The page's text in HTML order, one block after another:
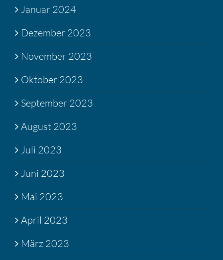
Januar 2024
Dezember 2023
November 2023
Oktober 2023
September 2023
August 2023
Juli 2023
Juni 2023
Mai 2023
April 2023
März 2023